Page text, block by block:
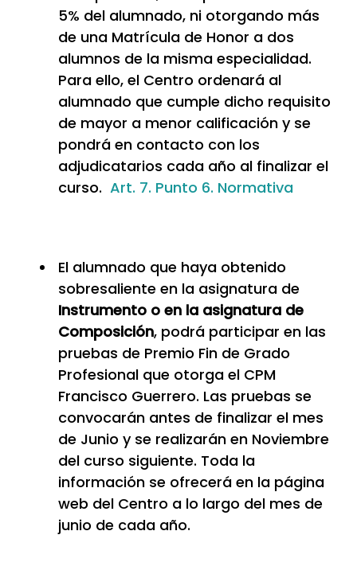
5% del alumnado, ni otorgando más
de una Matrícula de Honor a dos
alumnos de la misma especialidad.
Para ello, el Centro ordenará al
alumnado que cumple dicho requisito
de mayor a menor calificación y se
pondrá en contacto con los
adjudicatarios cada año al finalizar el
curso.Art. 7. Punto 6. Normativa
El alumnado que haya obtenido
sobresaliente en la asignatura de
Instrumento o en la asignatura de
Composición, podrá participar en las
pruebas de Premio Fin de Grado
Profesional que otorga el CPM
Francisco Guerrero. Las pruebas se
convocarán antes de finalizar el mes
de Junio y se realizarán en Noviembre
del curso siguiente. Toda la
información se ofrecerá en la página
web del Centro a lo largo del mes de
junio de cada año.